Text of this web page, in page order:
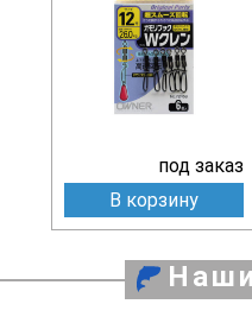
под заказ
В корзину